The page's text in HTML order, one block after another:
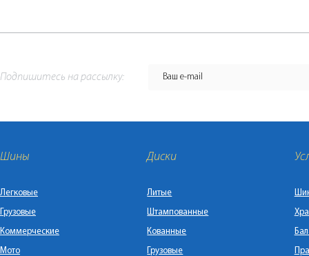
Подпишитесь на рассылку:
Шины
Легковые
Грузовые
Коммерческие
Мото
Диски
Литые
Штампованные
Кованные
Грузовые